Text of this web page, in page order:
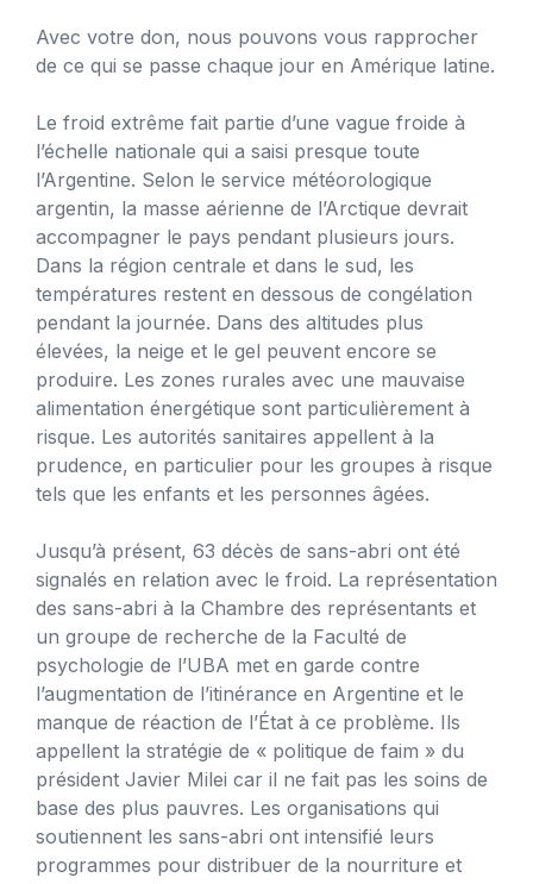
Avec votre don, nous pouvons vous rapprocher
de ce qui se passe chaque jour en Amérique latine.
Le froid extrême fait partie d’une vague froide à
l’échelle nationale qui a saisi presque toute
l’Argentine. Selon le service météorologique
argentin, la masse aérienne de l’Arctique devrait
accompagner le pays pendant plusieurs jours.
Dans la région centrale et dans le sud, les
températures restent en dessous de congélation
pendant la journée. Dans des altitudes plus
élevées, la neige et le gel peuvent encore se
produire. Les zones rurales avec une mauvaise
alimentation énergétique sont particulièrement à
risque. Les autorités sanitaires appellent à la
prudence, en particulier pour les groupes à risque
tels que les enfants et les personnes âgées.
Jusqu’à présent, 63 décès de sans-abri ont été
signalés en relation avec le froid. La représentation
des sans-abri à la Chambre des représentants et
un groupe de recherche de la Faculté de
psychologie de l’UBA met en garde contre
l’augmentation de l’itinérance en Argentine et le
manque de réaction de l’État à ce problème. Ils
appellent la stratégie de « politique de faim » du
président Javier Milei car il ne fait pas les soins de
base des plus pauvres. Les organisations qui
soutiennent les sans-abri ont intensifié leurs
programmes pour distribuer de la nourriture et